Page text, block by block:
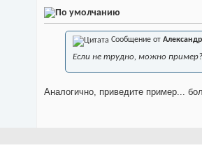
Сообщение от
Если не трудно, можно пример?
Аналогично, приведите пример...